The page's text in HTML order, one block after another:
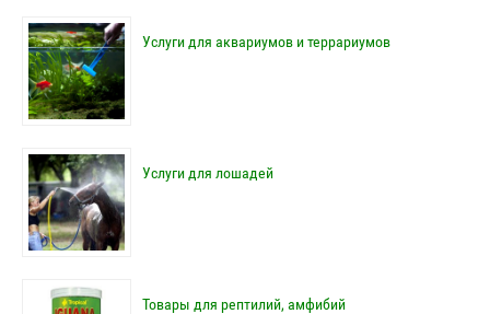
Услуги для аквариумов и террариумов
Услуги для лошадей
Товары для рептилий, амфибий